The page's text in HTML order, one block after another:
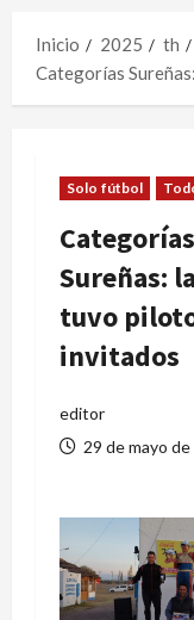
Inicio
2025 th
Categorías
Solo fútbol
Categorías
Sureñas:
tuvo
invitados
editor
29 de mayo